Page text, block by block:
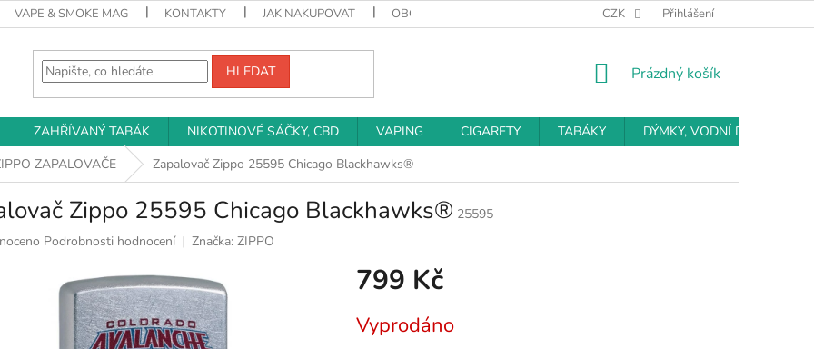
VAPE & SMOKE MAG KONTAKTY JAK NAKUPOVAT OBCHODNÍ PODMÍNKY PODMÍNKY OCHRANY OSOBNÍCH ÚDAJŮ
CZK Přihlášení
HLEDAT
NÁKUPNÍ
Prázdný košík
ZAHŘÍVANÝ TABÁK NIKOTINOVÉ SÁČKY, CBD VAPING CIGARETY TABÁKY
DÝMKY, VODNÍ DÝMKY
ZAPALOVAČE Zapalovač Zippo 25595 Chicago Blackhawks®
Zippo 25595 Chicago Blackhawks® 25595
Podrobnosti hodnocení Značka: ZIPPO
799 Kč
cena:
Vyprodáno